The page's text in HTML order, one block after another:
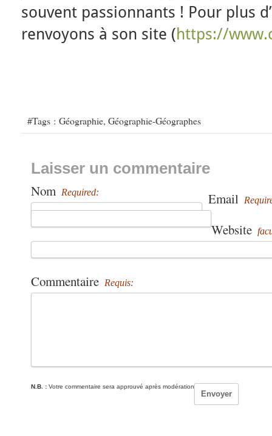
souvent passionnants ! Pour plus
renvoyons à son site (https://
#Tags : Géographie, Géographie-Géographes
Laisser un commentaire
Nom Required: Email
Website
Commentaire Requis:
N.B. : Votre commentaire sera approuvé après modération